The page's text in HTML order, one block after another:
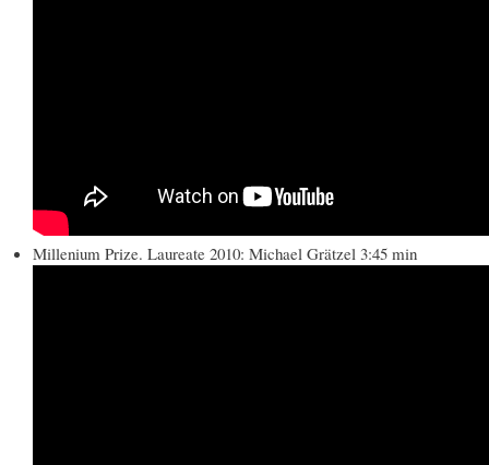
Millenium Prize. Laureate 2010: Michael Grätzel 3:45 min